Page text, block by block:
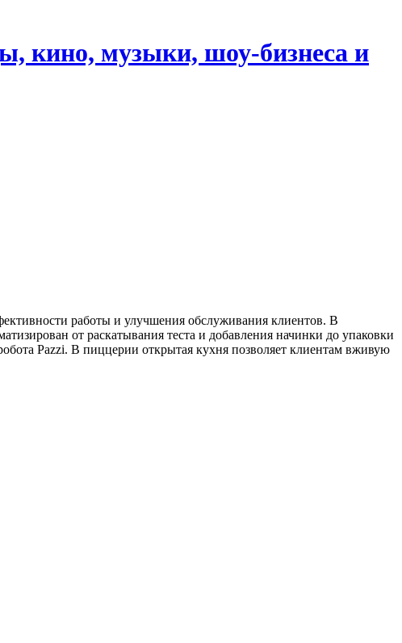
кино, музыки, шоу-бизнеса и
работы и улучшения обслуживания клиентов. В
от раскатывания теста и добавления начинки до упаковки
Pazzi. В пиццерии открытая кухня позволяет клиентам вживую